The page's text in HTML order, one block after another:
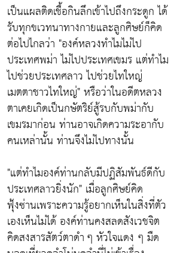
เป็นแผลติดเชื้อกินลึกเข้าไปถึงกระดูก ได้
รับทุกขเวทนาทางกายและลูกศิษย์ก็คิด
ต่อไปไกลว่า "องค์หลวงทำไมไม่ไป
ประเทศพม่า ไม่ไปประเทศเขมร แต่ทำไม
ไปช่วยประเทศลาว ไปช่วยไทใหญ่
เมตตาชาวไทใหญ่"หรือว่าในอดีตหลวง
ตาเคยเกิดเป็นกษัตริย์สู้รบกับพม่ากับ
เขมรมาก่อน ท่านอาจเกิดความระอากับ
คนเหล่านั้น ท่านจึงไม่ไปทางนั้น
"แต่ทำไมองค์ท่านกลับมีปฏิสัมพันธ์ดีกับ
ประเทศลาวยิ่งนัก" เมื่อลูกศิษย์คิด
ฟุ้งซ่านเพราะความรู้อยากเห็นในสิ่งที่ตัว
เองเห็นไม่ได้ องค์ท่านคงสลดสังเวชจิต
คิดสงสารสัตว์ตาดำ ๆ หัวใจแดง ๆ มืด